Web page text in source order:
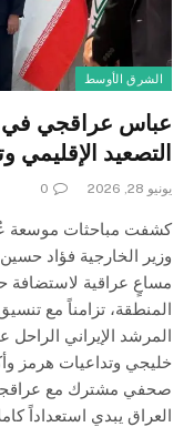
الشرق الأوسط
عباس عراقجي في
التصعيد
يونيو 28, 2026 0
كشفت مباحثات موسعة
وزير الخارجية فؤاد
مساعٍ عراقية لاستضافة
المنطقة، تزامناً مع
المرشد الإيراني
خليجي وتداعيات هرمز
صحفي مشترك مع
العراق يبدي استعداداً